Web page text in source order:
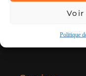
Voir
Politique